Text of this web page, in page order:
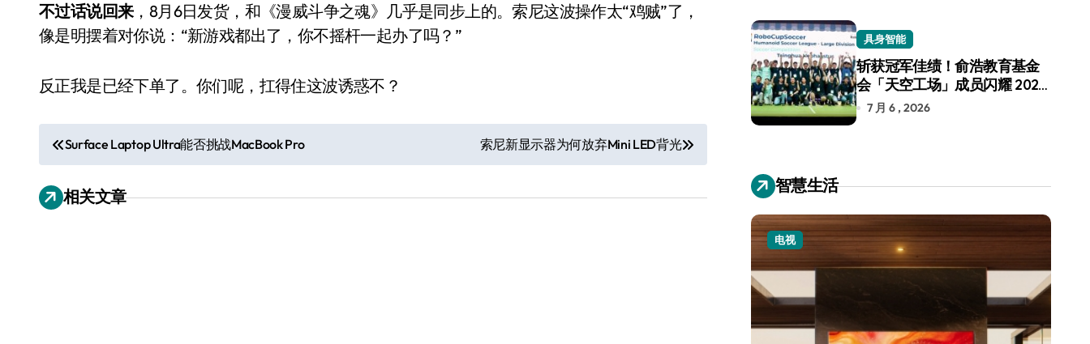
不过话说回来，8月6日发货，和《漫威斗争之魂》几乎是同步上的。索尼这波操作太“鸡贼”了，
像是明摆着对你说：“新游戏都出了，你不摇杆一起办了吗？”
反正我是已经下单了。你们呢，扛得住这波诱惑不？
文
章
导
Surface Laptop Ultra能否挑战MacBook Pro 索尼新显示器为何放弃Mini LED背光
相关文章
具身智能
斩获冠军佳绩！俞浩教育基金
会「天空工场」成员闪耀 2026
RoboCup 机器人世界杯
7 月 6 , 2026
智慧生活
电视